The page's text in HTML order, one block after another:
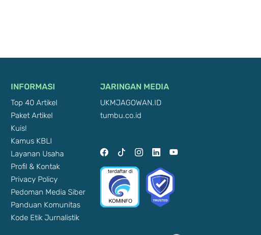
INFORMASI
Top 40 Artikel
Paket Artikel
Kuis!
Kamus KBLI
Layanan Usaha
Profil & Kontak
Privacy Policy
Pedoman Media Siber
Panduan Komunitas
Kode Etik Jurnalistik
JARINGAN MEDIA
UKMJAGOWAN.ID
tumbu.co.id